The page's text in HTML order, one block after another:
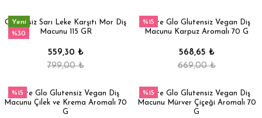
Yeni
%30
Glutensiz Sarı Leke Karşıtı Mor Diş
Macunu 115 GR
559,30 ₺
799,00 ₺
%15
White Glo Glutensiz Vegan Diş
Macunu Karpuz Aromalı 70 G
568,65 ₺
669,00 ₺
%15
White Glo Glutensiz Vegan Diş
Macunu Çilek ve Krema Aromalı 70
G
%15
White Glo Glutensiz Vegan Diş
Macunu Mürver Çiçeği Aromalı 70
G